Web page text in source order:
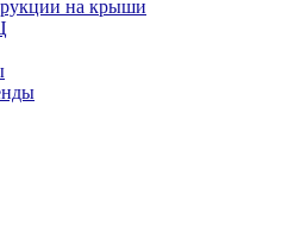
на крыши